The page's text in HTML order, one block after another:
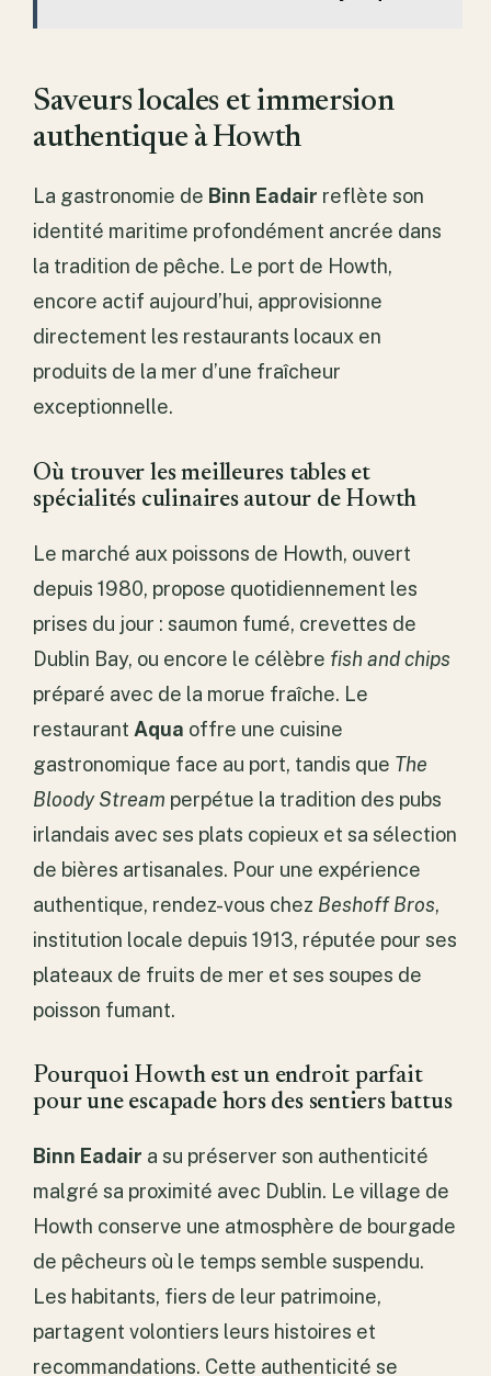
Saveurs locales et immersion
authentique à Howth
La gastronomie de Binn Eadair reflète son
identité maritime profondément ancrée dans
la tradition de pêche. Le port de Howth,
encore actif aujourd’hui, approvisionne
directement les restaurants locaux en
produits de la mer d’une fraîcheur
exceptionnelle.
Où trouver les meilleures tables et
spécialités culinaires autour de Howth
Le marché aux poissons de Howth, ouvert
depuis 1980, propose quotidiennement les
prises du jour : saumon fumé, crevettes de
Dublin Bay, ou encore le célèbre fish and chips
préparé avec de la morue fraîche. Le
restaurant Aqua offre une cuisine
gastronomique face au port, tandis que The
Bloody Stream perpétue la tradition des pubs
irlandais avec ses plats copieux et sa sélection
de bières artisanales. Pour une expérience
authentique, rendez-vous chez Beshoff Bros,
institution locale depuis 1913, réputée pour ses
plateaux de fruits de mer et ses soupes de
poisson fumant.
Pourquoi Howth est un endroit parfait
pour une escapade hors des sentiers battus
Binn Eadair a su préserver son authenticité
malgré sa proximité avec Dublin. Le village de
Howth conserve une atmosphère de bourgade
de pêcheurs où le temps semble suspendu.
Les habitants, fiers de leur patrimoine,
partagent volontiers leurs histoires et
recommandations. Cette authenticité se